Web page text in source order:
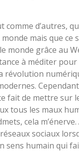
comme d’autres,
mais que ce
monde grâce au
à méditer pour
révolution
fait de mettre sur
tous les maux
cela
sociaux
sens humain qui